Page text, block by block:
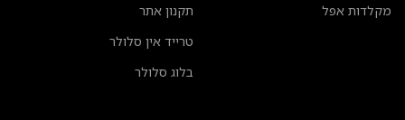
מקלדות אפל
תקנון אתר
טרייד אין סלולר
בלוג סלולר